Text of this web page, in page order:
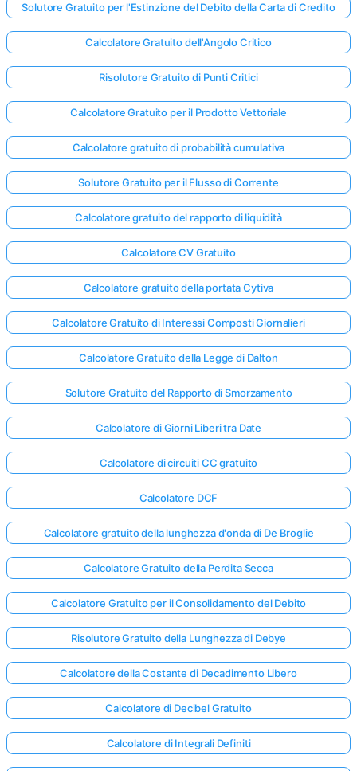
Solutore Gratuito per l'Estinzione del Debito della Carta di Credito
Calcolatore Gratuito dell'Angolo Critico
Risolutore Gratuito di Punti Critici
Calcolatore Gratuito per il Prodotto Vettoriale
Calcolatore gratuito di probabilità cumulativa
Solutore Gratuito per il Flusso di Corrente
Calcolatore gratuito del rapporto di liquidità
Calcolatore CV Gratuito
Calcolatore gratuito della portata Cytiva
Calcolatore Gratuito di Interessi Composti Giornalieri
Calcolatore Gratuito della Legge di Dalton
Solutore Gratuito del Rapporto di Smorzamento
Calcolatore di Giorni Liberi tra Date
Calcolatore di circuiti CC gratuito
Calcolatore DCF
Calcolatore gratuito della lunghezza d'onda di De Broglie
Calcolatore Gratuito della Perdita Secca
Calcolatore Gratuito per il Consolidamento del Debito
Risolutore Gratuito della Lunghezza di Debye
Calcolatore della Costante di Decadimento Libero
Calcolatore di Decibel Gratuito
Calcolatore di Integrali Definiti